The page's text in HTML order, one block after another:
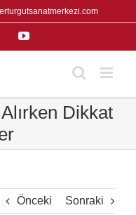
YouTube
Dikkat
Önceki Sonraki